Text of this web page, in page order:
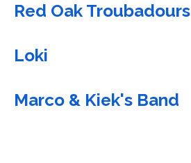
Red Oak Troubadours
Loki
Marco & Kiek's Band